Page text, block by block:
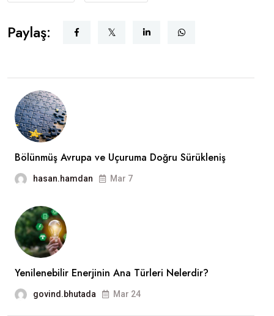
Paylaş:
Bölünmüş Avrupa ve Uçuruma Doğru Sürükleniş
hasan.hamdan Mar 7
Yenilenebilir Enerjinin Ana Türleri Nelerdir?
govind.bhutada Mar 24